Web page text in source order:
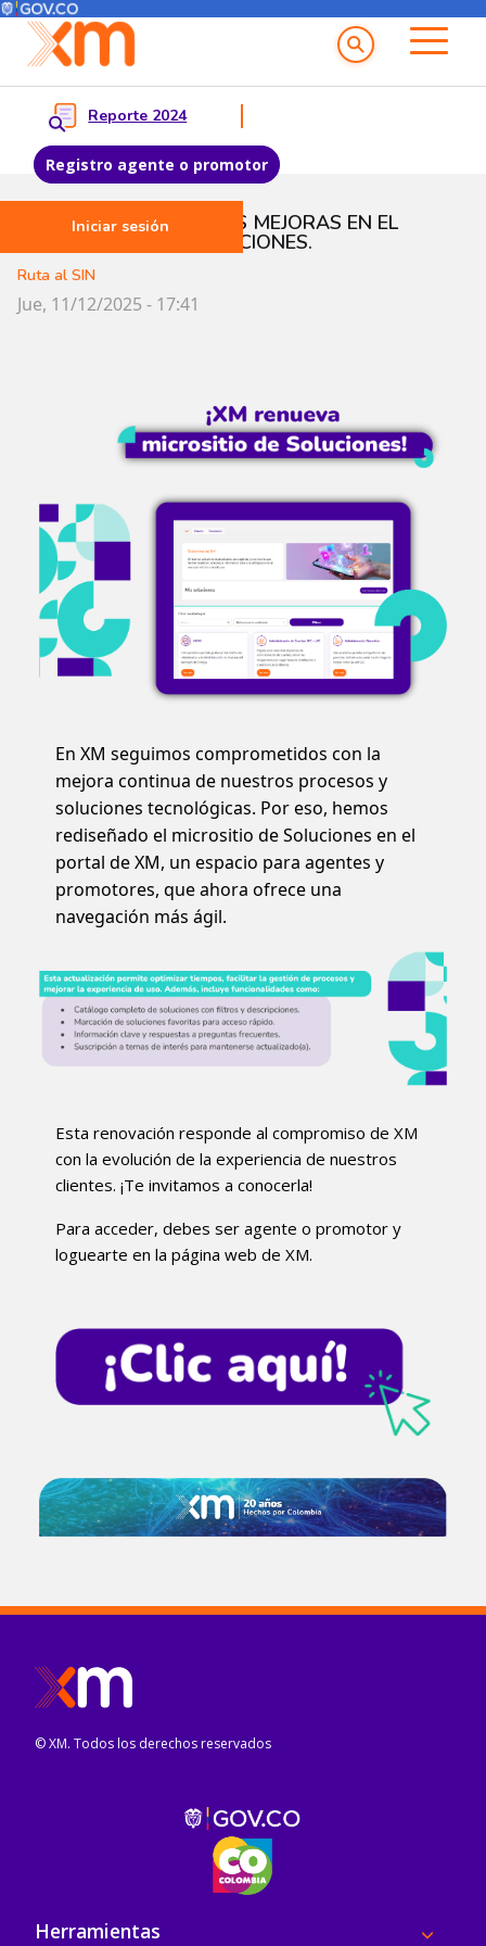
Pasar al contenido principal
Menú del Usuario
Reporte 2024
Registro agente o promotor
Iniciar sesión
Menu principal
CONOCE LAS NUEVAS MEJORAS EN EL
MICROSITIO DE SOLUCIONES.
Ruta al SIN
Jue, 11/12/2025 - 17:41
En XM seguimos comprometidos con la
mejora continua de nuestros procesos y
soluciones tecnológicas. Por eso, hemos
rediseñado el micrositio de Soluciones en el
portal de XM, un espacio para agentes y
promotores, que ahora ofrece una
navegación más ágil.
Esta renovación responde al compromiso de XM
con la evolución de la experiencia de nuestros
clientes. ¡Te invitamos a conocerla!
Para acceder, debes ser agente o promotor y
loguearte en la página web de XM.
© XM. Todos los derechos reservados
Pie de página
Herramientas